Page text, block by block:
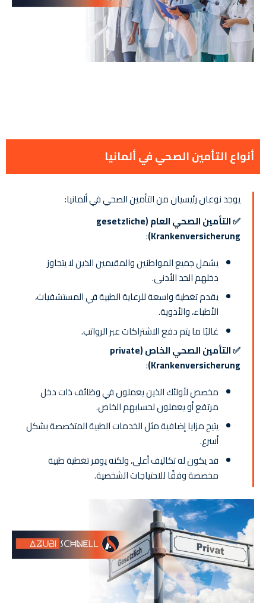
أنواع التأمين الصحي في ألمانيا
يوجد نوعان رئيسيان من التأمين الصحي في ألمانيا:
✅ التأمين الصحي العام (gesetzliche
Krankenversicherung)
:
يشمل جميع المواطنين والمقيمين الذين لا يتجاوز
دخلهم الحد الأدنى.
يقدم تغطية واسعة للرعاية الطبية في المستشفيات،
الأطباء، والأدوية.
غالبًا ما يتم دفع الاشتراكات عبر الرواتب.
✅ التأمين الصحي الخاص (private
Krankenversicherung)
:
مخصص لأولئك الذين يعملون في وظائف ذات دخل
مرتفع أو يعملون لحسابهم الخاص.
يتيح مزايا إضافية مثل الخدمات الطبية المتخصصة بشكل
أسرع.
قد يكون له تكاليف أعلى، ولكنه يوفر تغطية طبية
مخصصة وفقًا للاحتياجات الشخصية.